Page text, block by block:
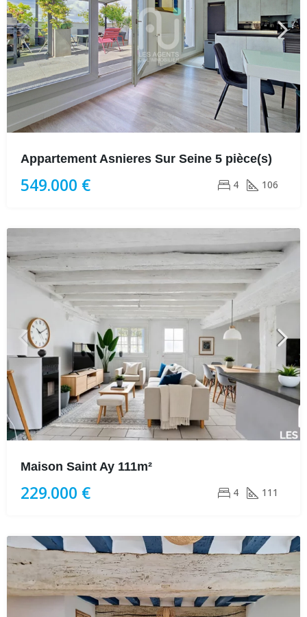
Appartement Asnieres Sur Seine 5 pièce(s)
549.000 € 4 106
Maison Saint Ay 111m²
229.000 € 4 111